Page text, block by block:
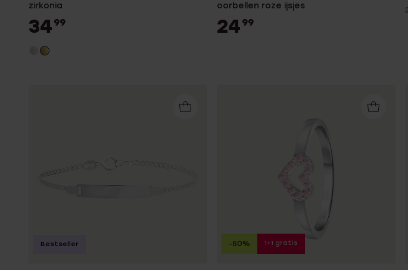
zirkonia
34 99
oorbellen roze ijsjes
24 99
Bestseller -50% 1+1 gratis